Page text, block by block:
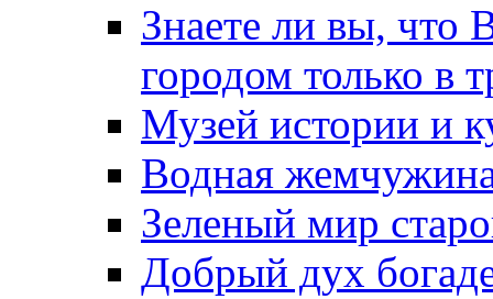
Знаете ли вы, что
городом только в
Музей истории и
Водная
Зеленый мир
Добрый дух